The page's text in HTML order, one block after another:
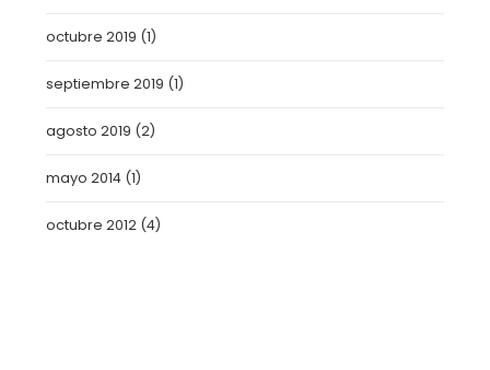
octubre 2019 (1)
septiembre 2019 (1)
agosto 2019 (2)
mayo 2014 (1)
octubre 2012 (4)